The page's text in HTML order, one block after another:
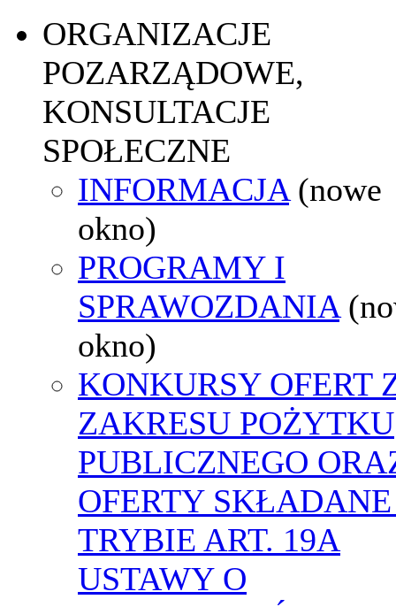
ORGANIZACJE
POZARZĄDOWE,
KONSULTACJE
SPOŁECZNE
INFORMACJA (nowe
okno)
PROGRAMY I
SPRAWOZDANIA
okno)
KONKURSY OFERT
ZAKRESU POŻYTKU
PUBLICZNEGO
OFERTY
TRYBIE ART. 19A
USTAWY O